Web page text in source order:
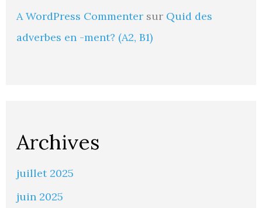
A WordPress Commentersur Quid des
adverbes en -ment? (A2, B1)
Archives
juillet 2025
juin 2025